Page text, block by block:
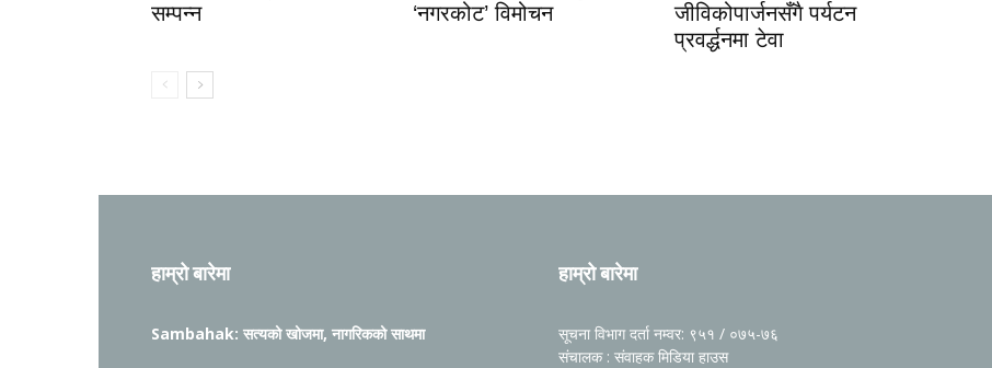
सम्पन्न
‘नगरकोट’ विमोचन
जीविकोपार्जनसँगै पर्यटन
प्रवर्द्धनमा टेवा
हाम्रो बारेमा
Sambahak: सत्यको खोजमा, नागरिकको साथमा
हाम्रो बारेमा
सूचना विभाग दर्ता नम्वर: ९५१ / ०७५-७६
संचालक : संवाहक मिडिया हाउस